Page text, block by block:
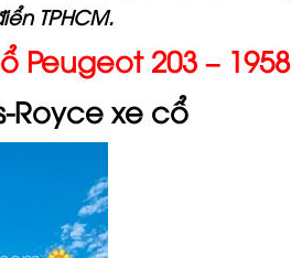
TPHCM.
203 – 1958
Royce xe cổ